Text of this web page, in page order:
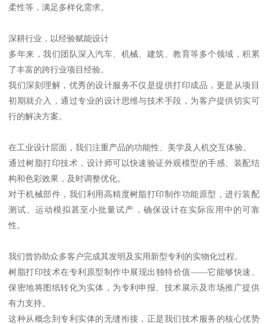
柔性等，满足多样化需求。
深耕行业，以经验赋能设计
多年来，我们团队深入汽车、机械、建筑、教育等多个领域，积累
了丰富的跨行业项目经验。
我们深刻理解，优秀的设计服务不仅是提供打印成品，更是从项目
初期就介入，通过专业的设计思维与技术手段，为客户提供切实可
行的解决方案。
在工业设计层面，我们注重产品的功能性、美学及人机交互体验。
通过树脂打印技术，设计师可以快速验证外观模型的手感、装配结
构和色彩效果，及时调整优化。
对于机械部件，我们利用高精度树脂打印制作功能原型，进行装配
测试、运动模拟甚至小批量试产，确保设计在实际应用中的可靠
性。
我们曾协助众多客户完成其发明及实用新型专利的实物化过程。
树脂打印技术在专利原型制作中展现出独特价值——它能够快速、
保密地将图纸转化为实体，为专利申报、技术展示及市场推广提供
有力支持。
这种从概念到专利实体的无缝衔接，正是我们技术服务的核心优势